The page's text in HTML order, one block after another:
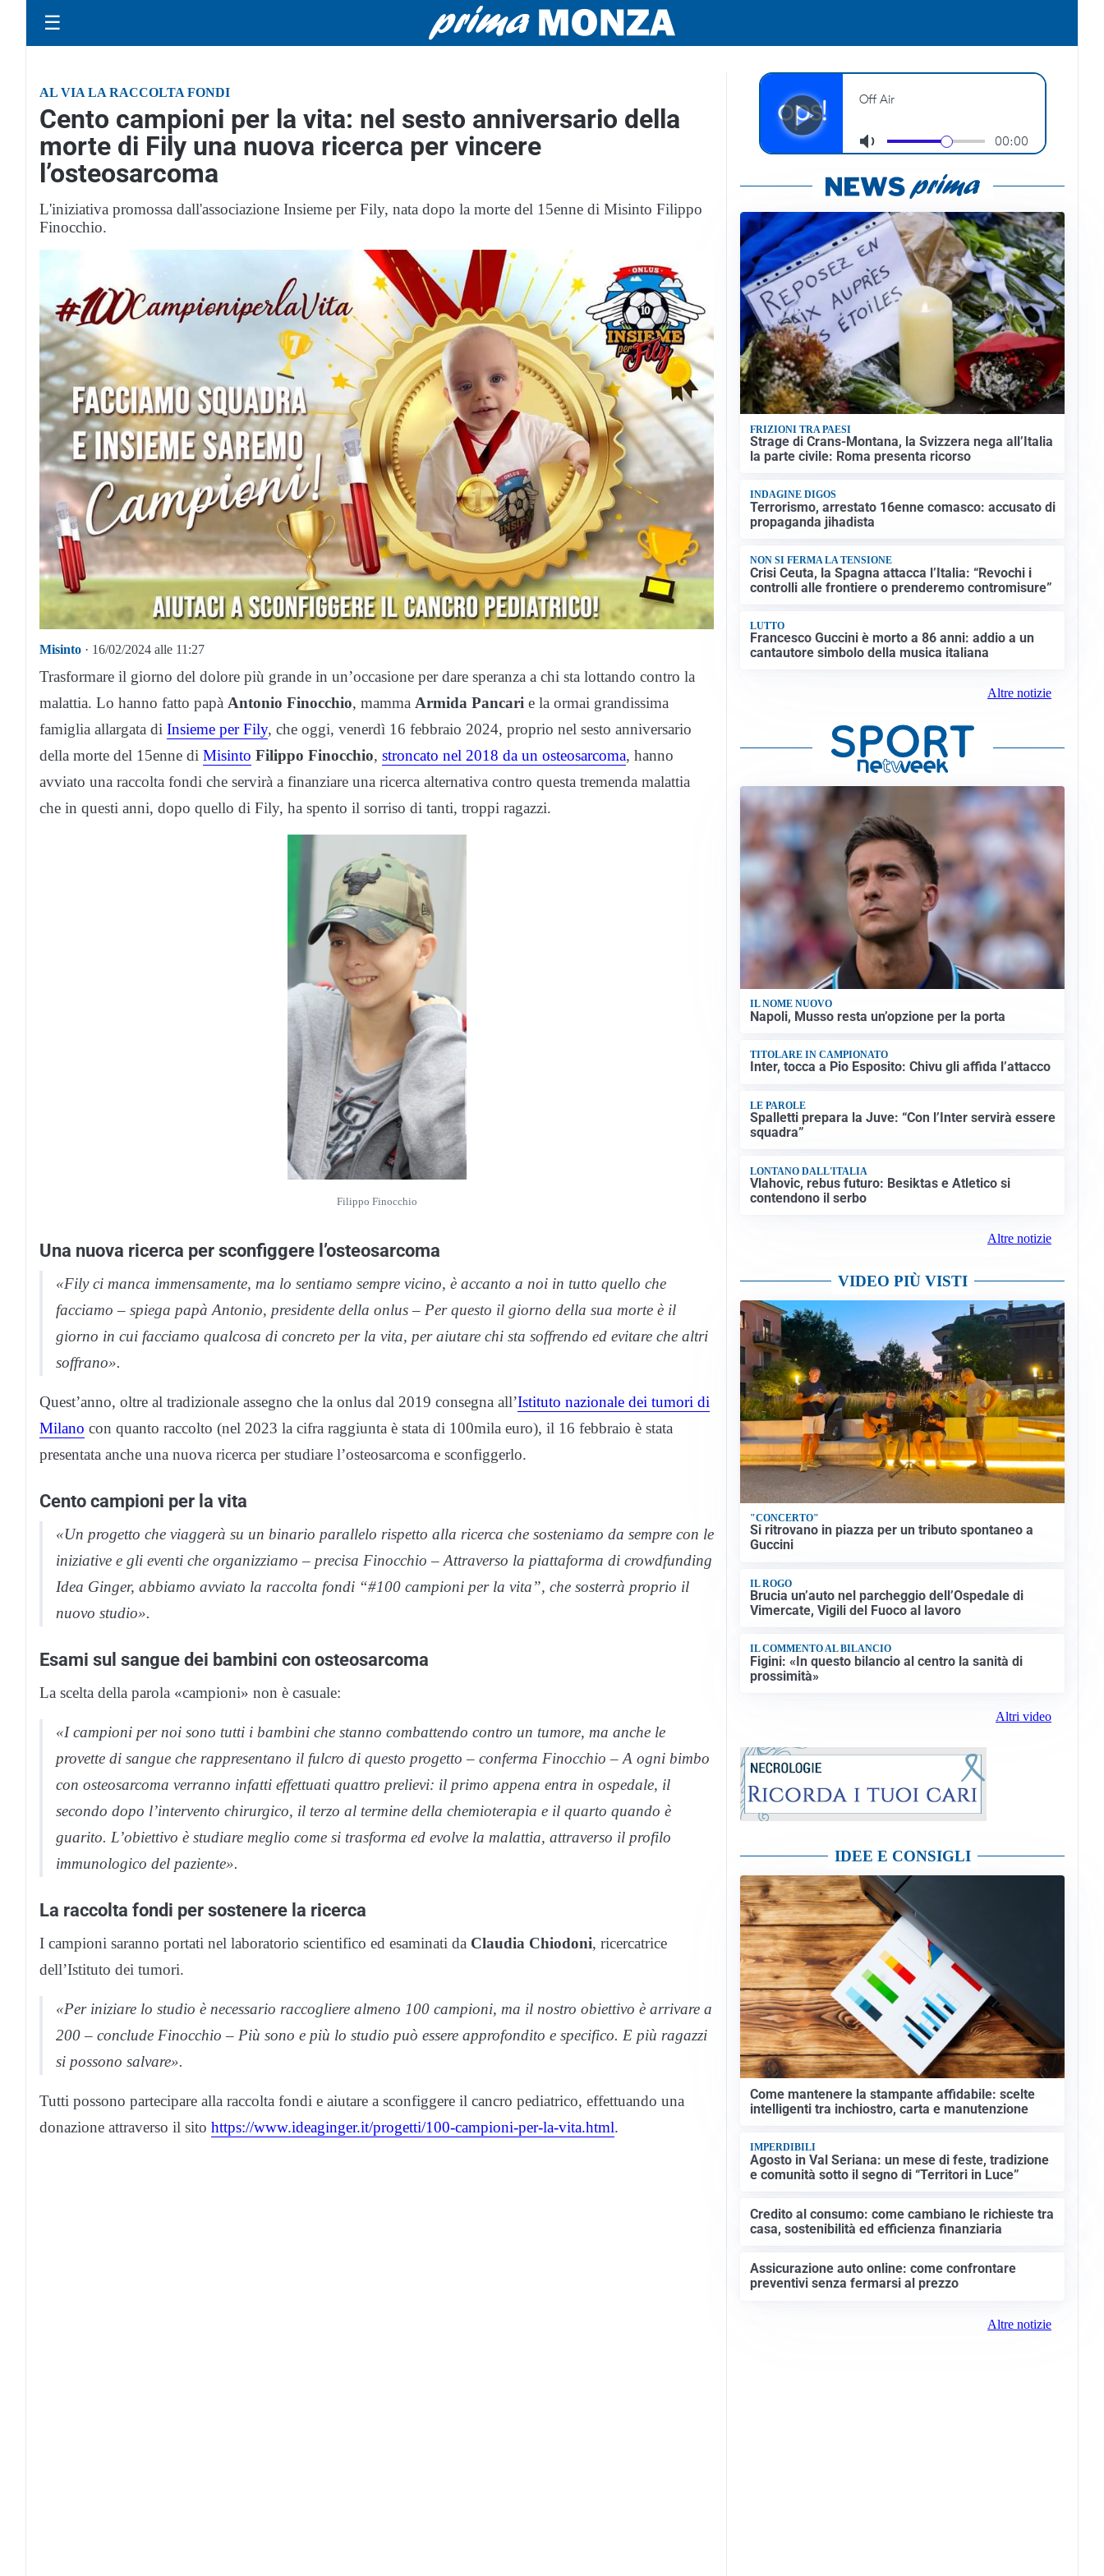
☰
AL VIA LA RACCOLTA FONDI
Cento campioni per la vita: nel sesto anniversario della
morte di Fily una nuova ricerca per vincere
l’osteosarcoma
L'iniziativa promossa dall'associazione Insieme per Fily, nata dopo la morte del 15enne di Misinto Filippo
Finocchio.
Misinto · 16/02/2024 alle 11:27
Trasformare il giorno del dolore più grande in un’occasione per dare speranza a chi sta lottando contro la
malattia. Lo hanno fatto papà Antonio Finocchio, mamma Armida Pancari e la ormai grandissima
famiglia allargata di Insieme per Fily, che oggi, venerdì 16 febbraio 2024, proprio nel sesto anniversario
della morte del 15enne di Misinto Filippo Finocchio, stroncato nel 2018 da un osteosarcoma, hanno
avviato una raccolta fondi che servirà a finanziare una ricerca alternativa contro questa tremenda malattia
che in questi anni, dopo quello di Fily, ha spento il sorriso di tanti, troppi ragazzi.
Filippo Finocchio
Una nuova ricerca per sconfiggere l’osteosarcoma
«Fily ci manca immensamente, ma lo sentiamo sempre vicino, è accanto a noi in tutto quello che
facciamo – spiega papà Antonio, presidente della onlus – Per questo il giorno della sua morte è il
giorno in cui facciamo qualcosa di concreto per la vita, per aiutare chi sta soffrendo ed evitare che altri
soffrano».
Quest’anno, oltre al tradizionale assegno che la onlus dal 2019 consegna all’Istituto nazionale dei tumori di
Milano con quanto raccolto (nel 2023 la cifra raggiunta è stata di 100mila euro), il 16 febbraio è stata
presentata anche una nuova ricerca per studiare l’osteosarcoma e sconfiggerlo.
Cento campioni per la vita
«Un progetto che viaggerà su un binario parallelo rispetto alla ricerca che sosteniamo da sempre con le
iniziative e gli eventi che organizziamo – precisa Finocchio – Attraverso la piattaforma di crowdfunding
Idea Ginger, abbiamo avviato la raccolta fondi “#100 campioni per la vita”, che sosterrà proprio il
nuovo studio».
Esami sul sangue dei bambini con osteosarcoma
La scelta della parola «campioni» non è casuale:
«I campioni per noi sono tutti i bambini che stanno combattendo contro un tumore, ma anche le
provette di sangue che rappresentano il fulcro di questo progetto – conferma Finocchio – A ogni bimbo
con osteosarcoma verranno infatti effettuati quattro prelievi: il primo appena entra in ospedale, il
secondo dopo l’intervento chirurgico, il terzo al termine della chemioterapia e il quarto quando è
guarito. L’obiettivo è studiare meglio come si trasforma ed evolve la malattia, attraverso il profilo
immunologico del paziente».
La raccolta fondi per sostenere la ricerca
I campioni saranno portati nel laboratorio scientifico ed esaminati da Claudia Chiodoni, ricercatrice
dell’Istituto dei tumori.
«Per iniziare lo studio è necessario raccogliere almeno 100 campioni, ma il nostro obiettivo è arrivare a
200 – conclude Finocchio – Più sono e più lo studio può essere approfondito e specifico. E più ragazzi
si possono salvare».
Tutti possono partecipare alla raccolta fondi e aiutare a sconfiggere il cancro pediatrico, effettuando una
donazione attraverso il sito https://www.ideaginger.it/progetti/100-campioni-per-la-vita.html.
FRIZIONI TRA PAESI
Strage di Crans-Montana, la Svizzera nega all’Italia
la parte civile: Roma presenta ricorso
INDAGINE DIGOS
Terrorismo, arrestato 16enne comasco: accusato di
propaganda jihadista
NON SI FERMA LA TENSIONE
Crisi Ceuta, la Spagna attacca l’Italia: “Revochi i
controlli alle frontiere o prenderemo contromisure”
LUTTO
Francesco Guccini è morto a 86 anni: addio a un
cantautore simbolo della musica italiana
Altre notizie
IL NOME NUOVO
Napoli, Musso resta un’opzione per la porta
TITOLARE IN CAMPIONATO
Inter, tocca a Pio Esposito: Chivu gli affida l’attacco
LE PAROLE
Spalletti prepara la Juve: “Con l’Inter servirà essere
squadra”
LONTANO DALL'ITALIA
Vlahovic, rebus futuro: Besiktas e Atletico si
contendono il serbo
Altre notizie
VIDEO PIÙ VISTI
"CONCERTO"
Si ritrovano in piazza per un tributo spontaneo a
Guccini
IL ROGO
Brucia un’auto nel parcheggio dell’Ospedale di
Vimercate, Vigili del Fuoco al lavoro
IL COMMENTO AL BILANCIO
Figini: «In questo bilancio al centro la sanità di
prossimità»
Altri video
IDEE E CONSIGLI
Come mantenere la stampante affidabile: scelte
intelligenti tra inchiostro, carta e manutenzione
IMPERDIBILI
Agosto in Val Seriana: un mese di feste, tradizione
e comunità sotto il segno di “Territori in Luce”
Credito al consumo: come cambiano le richieste tra
casa, sostenibilità ed efficienza finanziaria
Assicurazione auto online: come confrontare
preventivi senza fermarsi al prezzo
Altre notizie